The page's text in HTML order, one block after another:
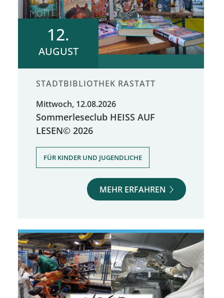
12.
AUGUST
STADTBIBLIOTHEK RASTATT
Mittwoch, 12.08.2026
Sommerleseclub HEISS AUF
LESEN© 2026
FÜR KINDER UND JUGENDLICHE
MEHR ERFAHREN